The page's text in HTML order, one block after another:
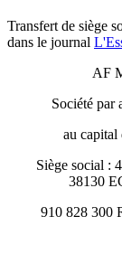
Transfert de siège
dans le journal
AF
Société par
au capital
Siège social :
38130
910 828 300